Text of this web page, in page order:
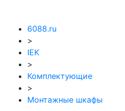
6088.ru
>
IEK
>
Комплектующие
>
Монтажные шкафы